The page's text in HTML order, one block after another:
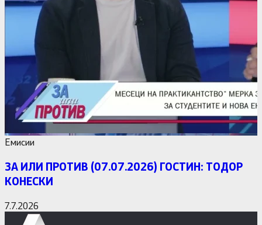
Емисии
ЗА ИЛИ ПРОТИВ (07.07.2026) ГОСТИН: ТОДОР
КОНЕСКИ
7.7.2026